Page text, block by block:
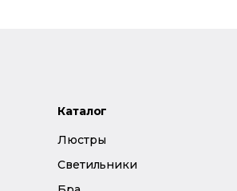
Каталог
Люстры
Светильники